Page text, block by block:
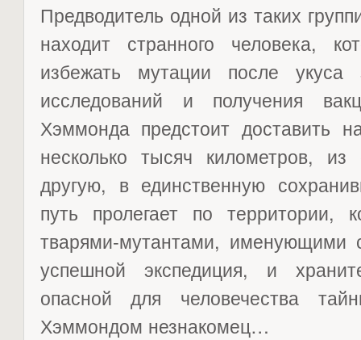
Предводитель одной из таких
находит странного человека,
избежать мутации после
исследований и получения
Хэммонда предстоит доставить
несколько тысяч километров,
другую, в единственную
путь пролегает по территории,
тварями-мутантами, именующими
успешной экспедиция, и
опасной для человечества
Хэммондом незнакомец…